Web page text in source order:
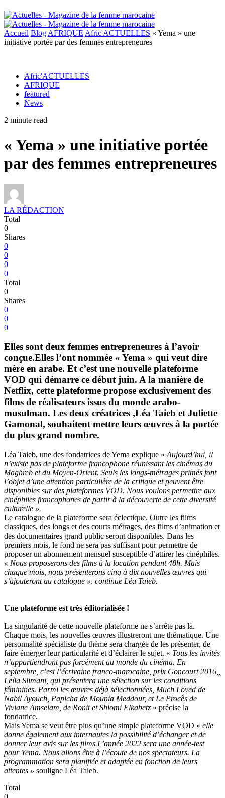
Accueil Blog AFRIQUE Afric'ACTUELLES « Yema » une
initiative portée par des femmes entrepreneures
Afric'ACTUELLES
AFRIQUE
featured
News
2 minute read
« Yema » une initiative portée
par des femmes entrepreneures
LA RÉDACTION
Total
0
Shares
0
0
0
0
Total
0
Shares
0
0
0
Elles sont deux femmes entrepreneures à l’avoir
conçue.Elles l’ont nommée « Yema » qui veut dire
mère en arabe. Et c’est une nouvelle plateforme
VOD qui démarre ce début juin. A la manière de
Netflix, cette plateforme propose exclusivement des
films de réalisateurs issus du monde arabo-
musulman. Les deux créatrices ,Léa Taieb et Juliette
Gamonal, souhaitent mettre leurs œuvres à la portée
du plus grand nombre.
Léa Taieb, une des fondatrices de Yema explique « Aujourd’hui, il
n’existe pas de plateforme francophone réunissant les cinémas du
Maghreb et du Moyen-Orient. Seuls les longs-métrages primés font
l’objet d’une attention particulière de la critique et peuvent être
disponibles sur des plateformes VOD. Nous voulons permettre aux
cinéphiles francophones de partir à la découverte de cette diversité
culturelle ».
Le catalogue de la plateforme sera éclectique. Outre les films
classiques, des longs et des courts métrages, des films d’animation et
des documentaires grand public seront disponibles. Dans les
premiers mois, le fond ne sera pas suffisant pour permettre de
proposer un abonnement mensuel susceptible d’attirer les cinéphiles.
« Nous proposerons des films à la location pendant 48h. Mais
chaque mois, nous présenterons cinq à dix nouvelles œuvres qui
s’ajouteront au catalogue », continue Léa Taieb.
Une plateforme est très éditorialisée !
La singularité de cette nouvelle plateforme ne s’arrête pas là.
Chaque mois, les nouvelles œuvres illustreront une thématique. Une
personnalité spécialiste du thème sera chargée de les présenter, de
faire émerger leur particularité et d’éclairer le sujet. « Tous les invités
n’appartiendront pas forcément au monde du cinéma. En
septembre, c’est l’écrivaine franco-marocaine, prix Goncourt 2016,,
Leïla Slimani, qui présentera une sélection sur les conditions
féminines. Parmi les œuvres déjà sélectionnées, Much Loved de
Nabil Ayouch, Papicha de Mounia Meddour, et Le Procès de
Viviane Amselam, de Ronit et Shlomi Elkabetz » précise la
fondatrice.
Mais Yema se veut être plus qu’une simple plateforme VOD « elle
donne également aux internautes la possibilité d’échanger et de
donner leur avis sur les films.L’année 2022 sera une année-test
pour Yema. Nous allons être à l’écoute de nos spectateurs. La
programmation sera planifiée et adaptée en fonction de leurs
attentes » souligne Léa Taieb.
Total